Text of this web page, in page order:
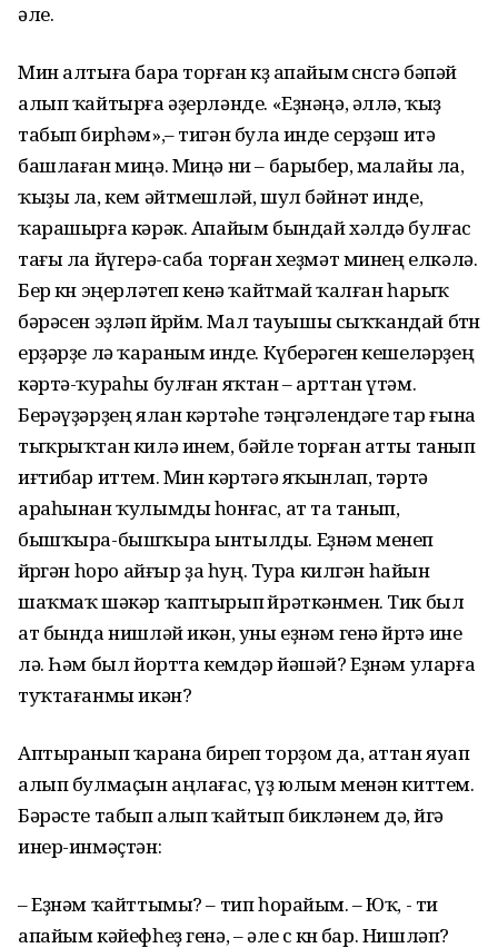
әле.
Мин алтыға бара торған көҙ апайым өсөнсөгә бәпәй
алып ҡайтырға әҙерләнде. «Еҙнәңә, әллә, ҡыҙ
табып бирһәм»,– тигән була инде серҙәш итә
башлаған миңә. Миңә ни – барыбер, малайы ла,
ҡыҙы ла, кем әйтмешләй, шул бәйнәт инде,
ҡарашырға кәрәк. Апайым бындай хәлдә булғас
тағы ла йүгерә-саба торған хеҙмәт минең елкәлә.
Бер көн эңерләтеп кенә ҡайтмай ҡалған һарыҡ
бәрәсен эҙләп йөрөйөм. Мал тауышы сыҡҡандай бөтөн
ерҙәрҙе лә ҡараным инде. Күберәген кешеләрҙең
кәртә-ҡураһы булған яҡтан – арттан үтәм.
Берәүҙәрҙең ялан кәртәһе тәңгәлендәге тар ғына
тыҡрыҡтан килә инем, бәйле торған атты танып
иғтибар иттем. Мин кәртәгә яҡынлап, тәртә
араһынан ҡулымды һонғас, ат та танып,
бышҡыра-бышҡыра ынтылды. Еҙнәм менеп
йөрөгән һоро айғыр ҙа һуң. Тура килгән һайын
шаҡмаҡ шәкәр ҡаптырып өйрәткәнмен. Тик был
ат бында нишләй икән, уны еҙнәм генә йөрөтә ине
лә. Һәм был йортта кемдәр йәшәй? Еҙнәм уларға
туҡтағанмы икән?
Аптыранып ҡарана биреп торҙом да, аттан яуап
алып булмаҫын аңлағас, үҙ юлым менән киттем.
Бәрәсте табып алып ҡайтып бикләнем дә, өйгә
инер-инмәҫтән:
– Еҙнәм ҡайттымы? – тип һорайым. – Юҡ, - ти
апайым кәйефһеҙ генә, – әле өс көнө бар. Нишләп?